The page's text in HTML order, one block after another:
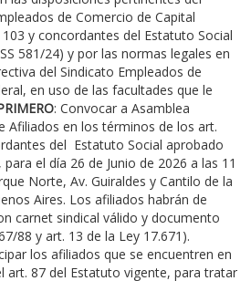
de Comercio de Capital
y concordantes del Estatuto Social
581/24) y por las normas legales en
del Sindicato Empleados de
en uso de las facultades que le
: Convocar a Asamblea
Afiliados en los términos de los art.
del Estatuto Social aprobado
el día 26 de Junio de 2026 a las 11
Norte, Av. Guiraldes y Cantilo de la
Aires. Los afiliados habrán de
carnet sindical válido y documento
88 y art. 13 de la Ley 17.671).
los afiliados que se encuentren en
art. 87 del Estatuto vigente, para tratar